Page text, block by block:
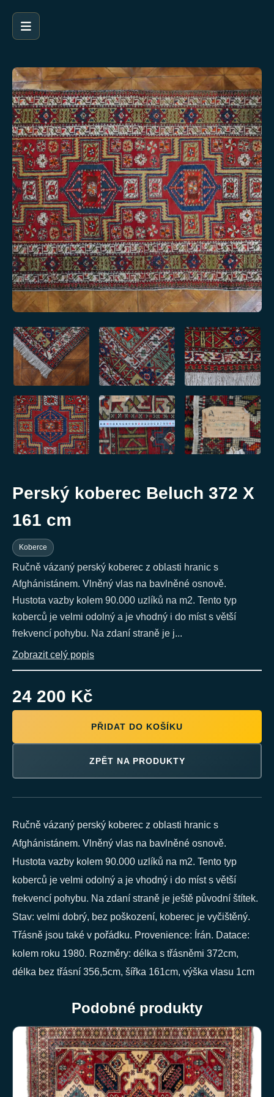
Perský koberec Beluch 372 X
161 cm
Koberce
Ručně vázaný perský koberec z oblasti hranic s
Afghánistánem. Vlněný vlas na bavlněné osnově.
Hustota vazby kolem 90.000 uzlíků na m2. Tento typ
koberců je velmi odolný a je vhodný i do míst s větší
frekvencí pohybu. Na zdaní straně je j...
Zobrazit celý popis
24 200 Kč
PŘIDAT DO KOŠÍKU
ZPĚT NA PRODUKTY
Ručně vázaný perský koberec z oblasti hranic s
Afghánistánem. Vlněný vlas na bavlněné osnově.
Hustota vazby kolem 90.000 uzlíků na m2. Tento typ
koberců je velmi odolný a je vhodný i do míst s větší
frekvencí pohybu. Na zdaní straně je ještě původní štítek.
Stav: velmi dobrý, bez poškození, koberec je vyčištěný.
Třásně jsou také v pořádku. Provenience: Írán. Datace:
kolem roku 1980. Rozměry: délka s třásněmi 372cm,
délka bez třásní 356,5cm, šířka 161cm, výška vlasu 1cm
Podobné produkty